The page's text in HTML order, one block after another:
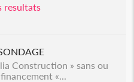
resultats
Construction » sans ou
«...